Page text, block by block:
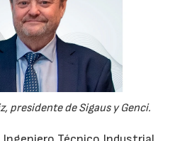
presidente de Sigaus y Genci.